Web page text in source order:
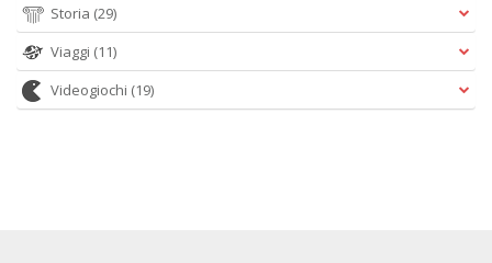
Storia (29)
Viaggi (11)
Videogiochi (19)